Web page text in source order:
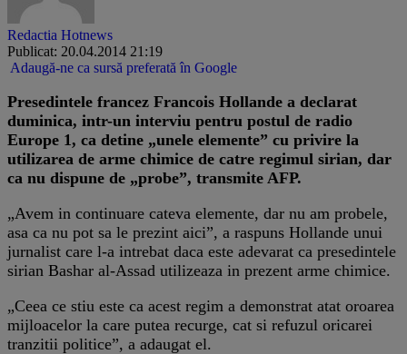
Redactia Hotnews
Publicat: 20.04.2014 21:19
Adaugă-ne ca sursă preferată în Google
Presedintele francez Francois Hollande a declarat
duminica, intr-un interviu pentru postul de radio
Europe 1, ca detine „unele elemente” cu privire la
utilizarea de arme chimice de catre regimul sirian, dar
ca nu dispune de „probe”, transmite AFP.
„Avem in continuare cateva elemente, dar nu am probele,
asa ca nu pot sa le prezint aici”, a raspuns Hollande unui
jurnalist care l-a intrebat daca este adevarat ca presedintele
sirian Bashar al-Assad utilizeaza in prezent arme chimice.
„Ceea ce stiu este ca acest regim a demonstrat atat oroarea
mijloacelor la care putea recurge, cat si refuzul oricarei
tranzitii politice”, a adaugat el.